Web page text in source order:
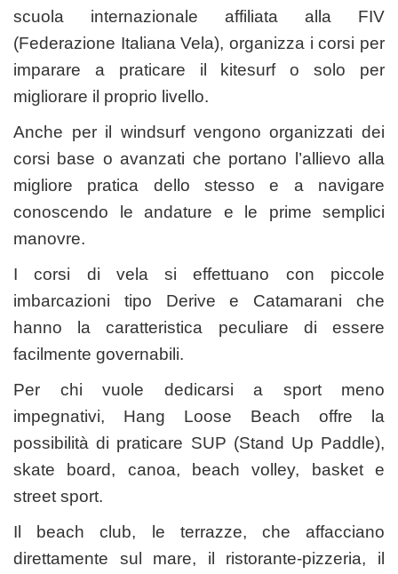
scuola internazionale affiliata alla FIV
(Federazione Italiana Vela), organizza i corsi per
imparare a praticare il kitesurf o solo per
migliorare il proprio livello.
Anche per il windsurf vengono organizzati dei
corsi base o avanzati che portano l’allievo alla
migliore pratica dello stesso e a navigare
conoscendo le andature e le prime semplici
manovre.
I corsi di vela si effettuano con piccole
imbarcazioni tipo Derive e Catamarani che
hanno la caratteristica peculiare di essere
facilmente governabili.
Per chi vuole dedicarsi a sport meno
impegnativi, Hang Loose Beach offre la
possibilità di praticare SUP (Stand Up Paddle),
skate board, canoa, beach volley, basket e
street sport.
Il beach club, le terrazze, che affacciano
direttamente sul mare, il ristorante-pizzeria, il